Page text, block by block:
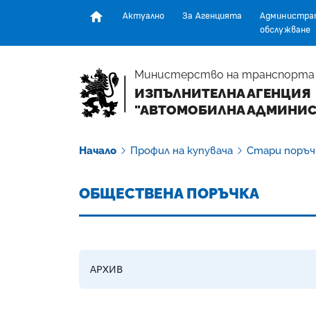
Актуално За Агенцията
обслужване
Министерство на
ИЗПЪЛНИТЕЛНА АГЕНЦИЯ
"АВТОМОБИЛНА
Начало Профил на купувача Стари
ОБЩЕСТВЕНА ПОРЪЧКА
АРХИВ